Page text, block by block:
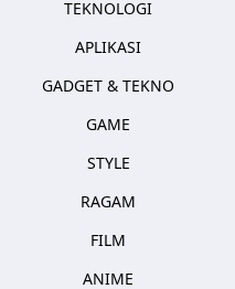
TEKNOLOGI
APLIKASI
GADGET & TEKNO
GAME
STYLE
RAGAM
FILM
ANIME